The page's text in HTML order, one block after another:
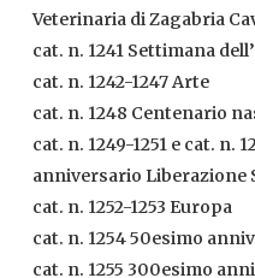
Veterinaria di Zagabria
cat. n. 1241 Settimana
cat. n. 1242-1247 Arte
cat. n. 1248 Centenario
cat. n. 1249-1251 e cat. n.
anniversario Liberazione
cat. n. 1252-1253 Europa
cat. n. 1254 50esimo
cat. n. 1255 300esimo